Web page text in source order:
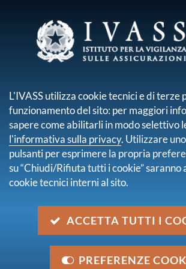
sei qui:
Provvedimenti normativi
Provvedimento ISVAP n. 2796 del 16 aprile
Provvedimento ISVAP
del 16 aprile 2010
Descrizione
Modifiche ed integrazioni al
ottobre 2008, concernente la tenuta
L'IVASS utilizza cookie tecnici e di terze
funzionamento del sito: per maggiori
sapere come abilitarli in modo selettivo
l'informativa sulla privacy. Utilizzare
pulsanti per esprimere la propria
su “Chiudi/Rifiuta tutti i cookie” saranno
cookie tecnici interni al sito.
ACCETTA TUTTI I
PREFERENZE